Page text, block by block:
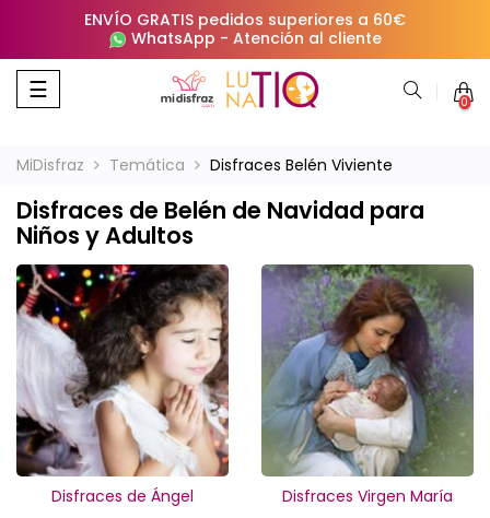
ENVÍO GRATIS pedidos superiores a 60€
WhatsApp - Atención al cliente
Navegación
de
☰ 0
MiDisfraz Temática Disfraces Belén Viviente
Disfraces de Belén de Navidad para
Niños y Adultos
Disfraces de Ángel Disfraces Virgen María